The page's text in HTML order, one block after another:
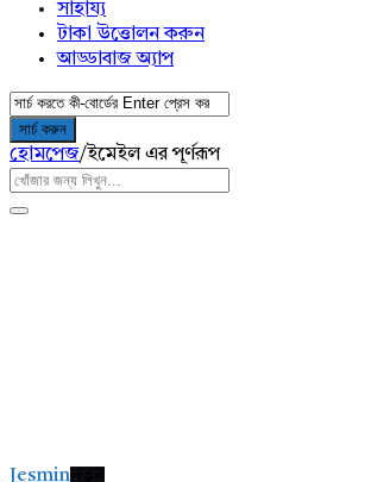
সাহায্য
টাকা উত্তোলন করুন
আড্ডাবাজ অ্যাপ
হোমপেজ/ইমেইল এর পূর্ণরূপ
Latest
Jesmin